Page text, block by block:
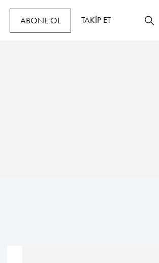
ABONE OL TAKİP ET